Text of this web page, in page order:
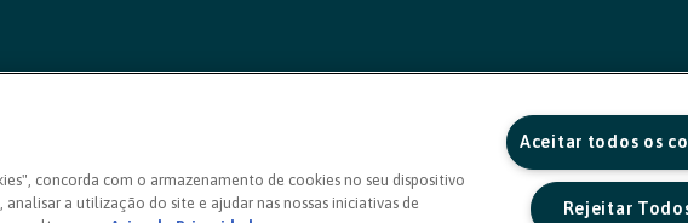
concorda com o armazenamento de cookies no seu dispositivo
a utilização do site e ajudar nas nossas iniciativas de
Aceitar todos os
Rejeitar